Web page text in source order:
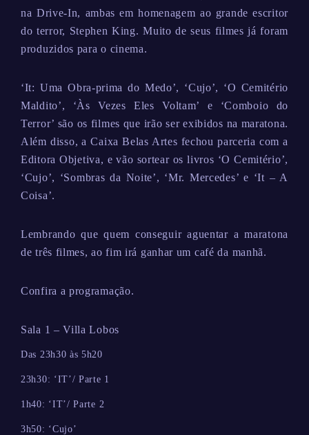
na Drive-In, ambas em homenagem ao grande escritor
do terror, Stephen King. Muito de seus filmes já foram
produzidos para o cinema.
‘It: Uma Obra-prima do Medo’, ‘Cujo’, ‘O Cemitério
Maldito’, ‘Às Vezes Eles Voltam’ e ‘Comboio do
Terror’ são os filmes que irão ser exibidos na maratona.
Além disso, a Caixa Belas Artes fechou parceria com a
Editora Objetiva, e vão sortear os livros ‘O Cemitério’,
‘Cujo’, ‘Sombras da Noite’, ‘Mr. Mercedes’ e ‘It – A
Coisa’.
Lembrando que quem conseguir aguentar a maratona
de três filmes, ao fim irá ganhar um café da manhã.
Confira a programação.
Sala 1 – Villa Lobos
Das 23h30 às 5h20
23h30: ‘IT’/ Parte 1
1h40: ‘IT’/ Parte 2
3h50: ‘Cujo’